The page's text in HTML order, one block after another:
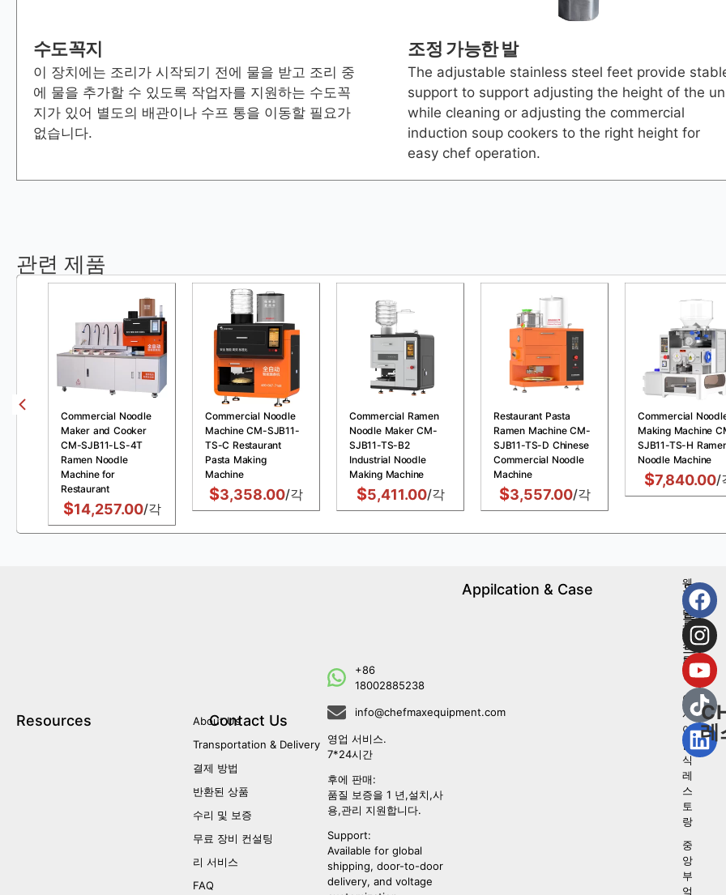
수도꼭지
이 장치에는 조리가 시작되기 전에 물을 받고 조리 중
에 물을 추가할 수 있도록 작업자를 지원하는 수도꼭
지가 있어 별도의 배관이나 수프 통을 이동할 필요가
없습니다.
조정 가능한 발
The adjustable stainless steel feet provide
support to support adjusting the height of the
while cleaning or adjusting the commercial
induction soup cookers to the right height for
easy chef operation.
관련 제품
Commercial Noodle
Maker and Cooker
CM-SJB11-LS-4T
Ramen Noodle
Machine for
Restaurant
$14,257.00/각
Commercial Noodle
Machine CM-SJB11-
TS-C Restaurant
Pasta Making
Machine
$3,358.00/각
Commercial Ramen
Noodle Maker CM-
SJB11-TS-B2
Industrial Noodle
Making Machine
$5,411.00/각
Restaurant Pasta
Ramen Machine CM-
SJB11-TS-D Chinese
Commercial Noodle
Machine
$3,557.00/각
Commercial
Making Machine
SJB11-TS-H
Noodle Machine
$7,840.00/
Resources
About Us
Transportation & Delivery
결제 방법
반환된 상품
수리 및 보증
무료 장비 컨설팅
리 서비스
FAQ
Contact Us
+86
18002885238
info@chefmaxequipment.com
영업 서비스.
7*24시간
후에 판매:
품질 보증을 1 년,설치,사
용,관리 지원합니다.
Support:
Available for global
shipping, door-to-door
delivery, and voltage
Appilcation & Case
웨
스
턴
레
스
토
랑
아
시
아
음
식
레
스
토
랑
중
앙
부
엌
우
리
를
따
르
라
레